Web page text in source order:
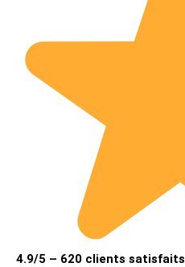
4.9/5 – 620 clients satisfaits